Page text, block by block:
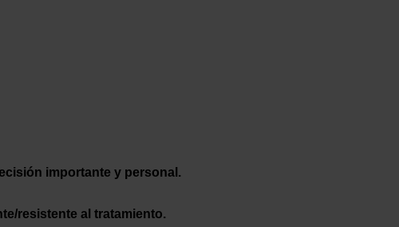
importante y personal.
resistente al tratamiento.